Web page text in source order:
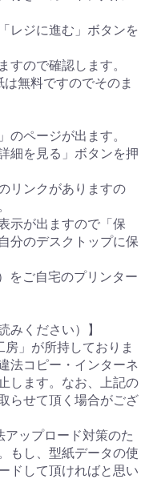
レジに進む」ボタンを
ので確認します。
無料ですのでそのま
ページが出ます。
細を見る」ボタンを押
リンクがありますの
示が出ますので「保
分のデスクトップに保
をご自宅のプリンター
みください）】
」が所持しておりま
法コピー・インターネ
します。なお、上記の
らせて頂く場合がござ
ップロード対策のた
もし、型紙データの使
ドして頂ければと思い